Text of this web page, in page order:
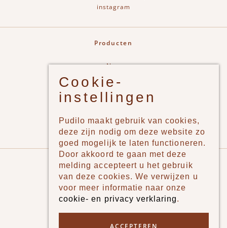
instagram
Producten
New
Jongens
Meisjes
Merken
Pudilo
Over ons
Algemene voorwaarden
Cookie-
instellingen
Pudilo maakt gebruik van cookies,
deze zijn nodig om deze website zo
goed mogelijk te laten functioneren.
Door akkoord te gaan met deze
melding accepteert u het gebruik
van deze cookies. We verwijzen u
voor meer informatie naar onze
cookie- en privacy verklaring.
ACCEPTEREN